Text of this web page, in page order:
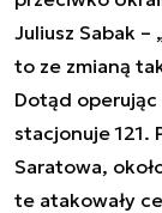
Juliusz Sabak
to ze zmianą
Dotąd
stacjonuje 121.
Saratowa,
te atakowały